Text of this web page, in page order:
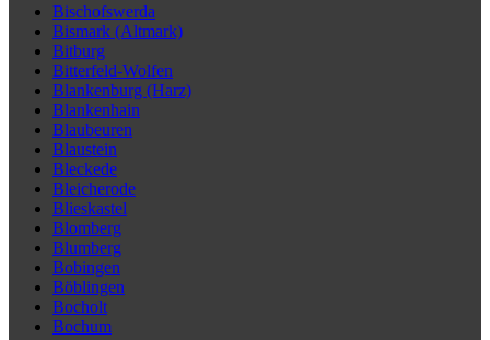
Bischofswerda
Bismark (Altmark)
Bitburg
Bitterfeld-Wolfen
Blankenburg (Harz)
Blankenhain
Blaubeuren
Blaustein
Bleckede
Bleicherode
Blieskastel
Blomberg
Blumberg
Bobingen
Böblingen
Bocholt
Bochum